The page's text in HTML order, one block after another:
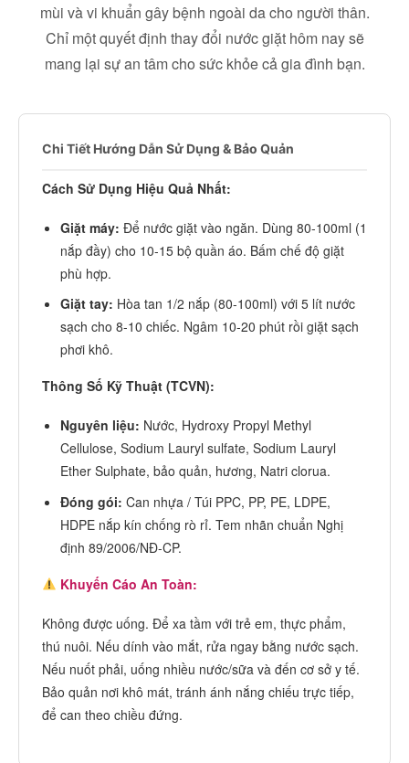
mùi và vi khuẩn gây bệnh ngoài da cho người thân.
Chỉ một quyết định thay đổi nước giặt hôm nay sẽ
mang lại sự an tâm cho sức khỏe cả gia đình bạn.
Chi Tiết Hướng Dẫn Sử Dụng & Bảo Quản
Cách Sử Dụng Hiệu Quả Nhất:
Giặt máy: Để nước giặt vào ngăn. Dùng 80-100ml (1
nắp đầy) cho 10-15 bộ quần áo. Bấm chế độ giặt
phù hợp.
Giặt tay: Hòa tan 1/2 nắp (80-100ml) với 5 lít nước
sạch cho 8-10 chiếc. Ngâm 10-20 phút rồi giặt sạch
phơi khô.
Thông Số Kỹ Thuật (TCVN):
Nguyên liệu: Nước, Hydroxy Propyl Methyl
Cellulose, Sodium Lauryl sulfate, Sodium Lauryl
Ether Sulphate, bảo quản, hương, Natri clorua.
Đóng gói: Can nhựa / Túi PPC, PP, PE, LDPE,
HDPE nắp kín chống rò rỉ. Tem nhãn chuẩn Nghị
định 89/2006/NĐ-CP.
Khuyến Cáo An Toàn:
Không được uống. Để xa tầm với trẻ em, thực phẩm,
thú nuôi. Nếu dính vào mắt, rửa ngay bằng nước sạch.
Nếu nuốt phải, uống nhiều nước/sữa và đến cơ sở y tế.
Bảo quản nơi khô mát, tránh ánh nắng chiếu trực tiếp,
để can theo chiều đứng.